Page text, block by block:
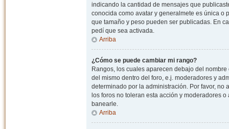
indicando la cantidad de mensajes que
conocida como avatar y generalmete es única o
que tamaño y peso pueden ser publicadas. En
pedí que sea activada.
Arriba
¿Cómo se puede cambiar mi rango?
Rangos, los cuales aparecen debajo del
del mismo dentro del foro, e.j. moderadores y
determinado por la administración. Por favor,
los foros no toleran esta acción y moderadores
banearle.
Arriba